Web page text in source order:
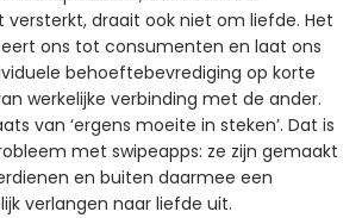
versterkt, draait ook niet om liefde. Het
ons tot consumenten en laat ons
behoeftebevrediging op korte
werkelijke verbinding met de ander.
van ‘ergens moeite in steken’. Dat is
met swipeapps: ze zijn gemaakt
en buiten daarmee een
verlangen naar liefde uit.